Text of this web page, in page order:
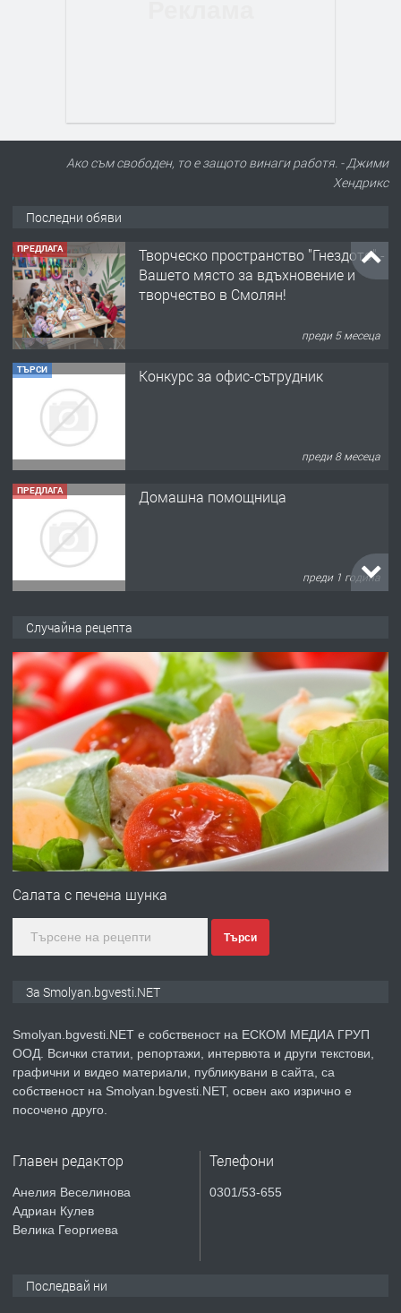
Ако съм свободен, то е защото винаги работя. - Джими
Хендрикс
Последни обяви
ПРЕДЛАГА
Творческо пространство "Гнездото" -
Вашето място за вдъхновение и
творчество в Смолян!
преди 5 месеца
ТЪРСИ Конкурс за офис-сътрудник
преди 8 месеца
ПРЕДЛАГА Домашна помощница
преди 1 година
преди 2 години
ПРЕДЛАГА
УДЪЛЖАВАНЕ НА ЧОВЕШКИЯТ
ЖИВОТ И ПОДОБРЯВАНЕ НА
НЕГОВОТО КАЧЕСТВО
преди 2 години
ПРЕДЛАГА Имот в Северна Гърция, до Кавала
преди 2 години
ПРЕДЛАГА КЪЩА В МАРОНЯ
ТЪРСИ
Случайна рецепта
Салата с печена шунка
Търси
За Smolyan.bgvesti.NET
Smolyan.bgvesti.NET е собственост на ЕСКОМ МЕДИА ГРУП
ООД. Всички статии, репортажи, интервюта и други текстови,
графични и видео материали, публикувани в сайта, са
собственост на Smolyan.bgvesti.NET, освен ако изрично е
посочено друго.
Главен редактор
Анелия Веселинова
Адриан Кулев
Велика Георгиева
Телефони
0301/53-655
Последвай ни